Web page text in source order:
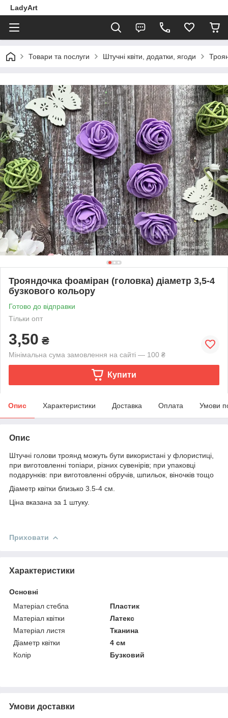
LadyArt
Товари та послуги Штучні квіти, додатки, ягоди
Трояндочка фоаміран (головка) діаметр 3,5-4
бузкового кольору
Готово до відправки
Тільки опт
3,50 ₴
Мінімальна сума замовлення на сайті — 100 ₴
Купити
Опис Характеристики Доставка Оплата Умови
Опис
Штучні голови троянд можуть бути використані у флористиці,
при виготовленні топіари, різних сувенірів; при упаковці
подарунків: при виготовленні обручів, шпильок, віночків тощо
Діаметр квітки близько 3.5-4 см.
Ціна вказана за 1 штуку.
Приховати
Характеристики
Основні
Матеріал стебла
Пластик
Матеріал квітки
Латекс
Матеріал листя
Тканина
Діаметр квітки
4 см
Колір
Бузковий
Умови доставки